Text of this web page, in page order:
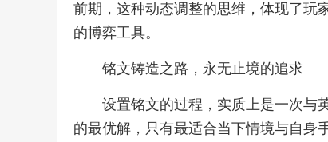
前期，这种动态调整的思维，体现了玩
的博弈工具。
铭文铸造之路，永无止境的追求
设置铭文的过程，实质上是一次与
的最优解，只有最适合当下情境与自身